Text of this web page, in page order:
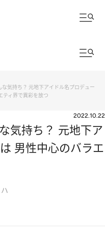
気持ち？ 元地下アイドル名プロデュー
ティ界で異彩を放つ
2022.10.22
気持ち？ 元地下ア
男性中心のバラエ